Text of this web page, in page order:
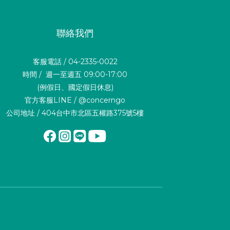
聯絡我們
客服電話 / 04-2335-0022
時間 / 週一至週五 09:00-17:00
(例假日、國定假日休息)
官方客服LINE / @concerngo
公司地址 / 404台中市北區五權路375號5樓